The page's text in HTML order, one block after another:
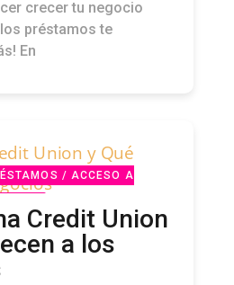
crecer tu negocio
préstamos te
En
/ ACCESO A
Credit Union
a los